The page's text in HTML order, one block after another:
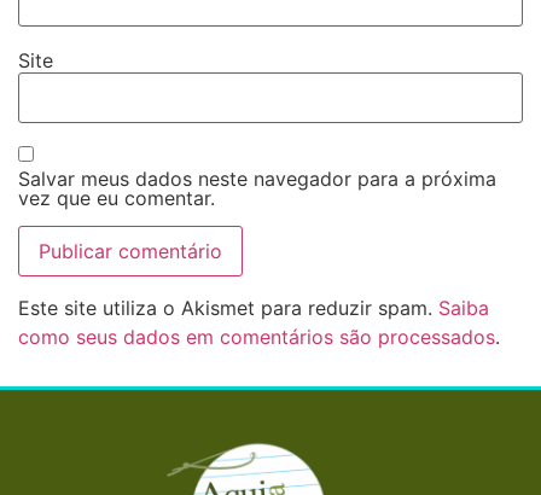
Site
Salvar meus dados neste navegador para a próxima
vez que eu comentar.
Este site utiliza o Akismet para reduzir spam. Saiba
como seus dados em comentários são processados.